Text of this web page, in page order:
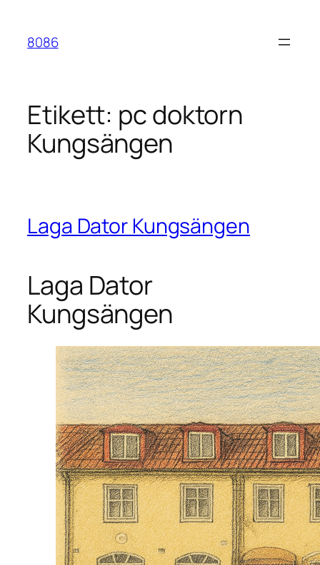
innehåll
8086
Etikett: pc doktorn
Kungsängen
Laga Dator Kungsängen
Laga Dator
Kungsängen